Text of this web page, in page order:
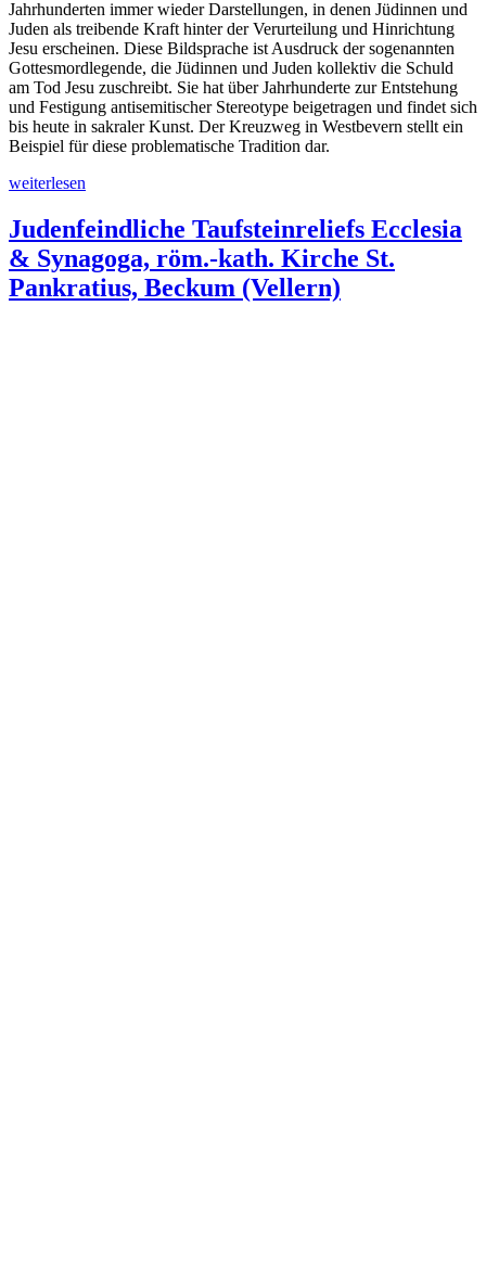
Jahrhunderten immer wieder Darstellungen, in denen Jüdinnen und
Juden als treibende Kraft hinter der Verurteilung und Hinrichtung
Jesu erscheinen. Diese Bildsprache ist Ausdruck der sogenannten
Gottesmordlegende, die Jüdinnen und Juden kollektiv die Schuld
am Tod Jesu zuschreibt. Sie hat über Jahrhunderte zur Entstehung
und Festigung antisemitischer Stereotype beigetragen und findet sich
bis heute in sakraler Kunst. Der Kreuzweg in Westbevern stellt ein
Beispiel für diese problematische Tradition dar.
„Reproduktion
Mythen
auf
Kreuzwegstationen
in
Westbevern“
weiterlesen
Judenfeindliche Taufsteinreliefs Ecclesia
& Synagoga, röm.-kath. Kirche St.
Pankratius, Beckum (Vellern)